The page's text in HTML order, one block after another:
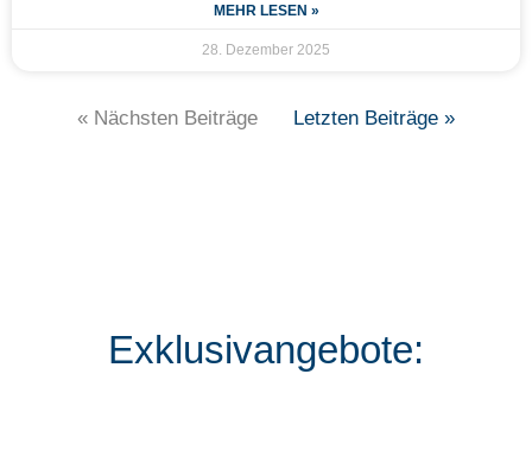
MEHR LESEN »
28. Dezember 2025
« Nächsten Beiträge Letzten Beiträge »
Exklusivangebote: